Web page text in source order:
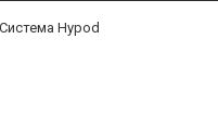
Система Hypod